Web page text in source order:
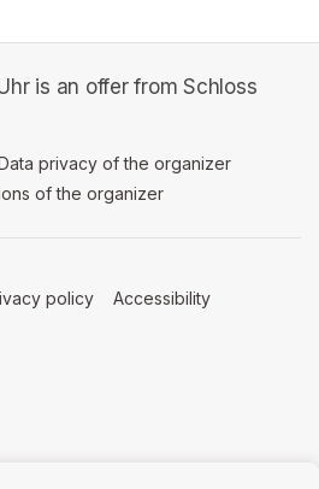
is an offer from Schloss
in a new tab)
privacy of the organizer
of the organizer
a new tab)
policy (opens in a new tab)
Accessibility